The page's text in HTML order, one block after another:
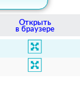
Открыть
в браузере